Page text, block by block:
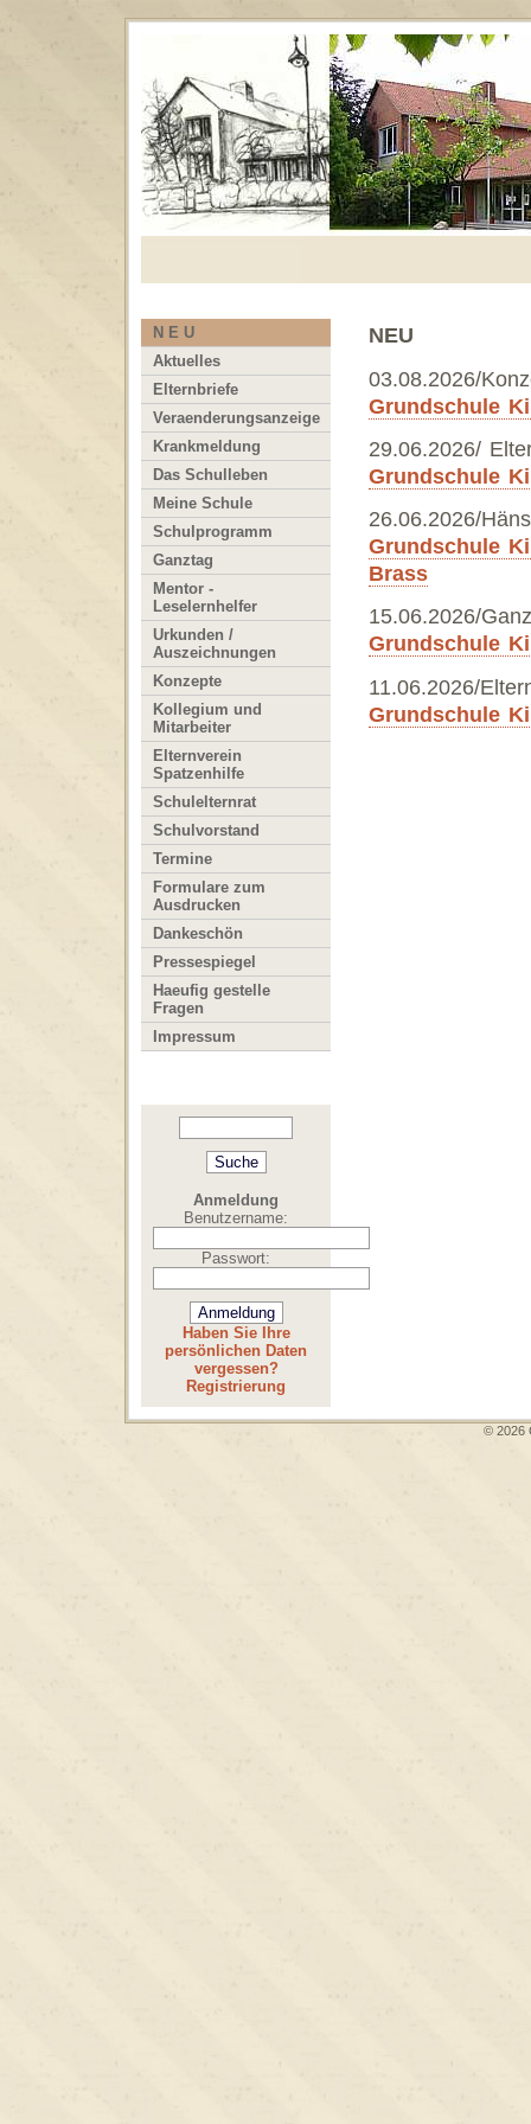
N E U
Aktuelles
Elternbriefe
Veraenderungsanzeige
Krankmeldung
Das Schulleben
Meine Schule
Schulprogramm
Ganztag
Mentor -
Leselernhelfer
Urkunden /
Auszeichnungen
Konzepte
Kollegium und
Mitarbeiter
Elternverein
Spatzenhilfe
Schulelternrat
Schulvorstand
Termine
Formulare zum
Ausdrucken
Dankeschön
Pressespiegel
Haeufig gestelle
Fragen
Impressum
Anmeldung
Benutzername:
Passwort:
Haben Sie Ihre
persönlichen Daten
vergessen?
Registrierung
NEU
03.08.2026/
Grundschule
29.06.2026/
Grundschule
26.06.2026/
Grundschule
Brass
15.06.2026/
Grundschule
11.06.2026/
Grundschule
© 2026